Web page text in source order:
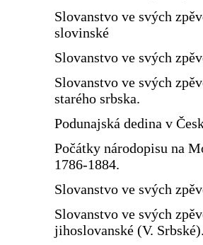
Slovanstvo ve svých
slovinské
Slovanstvo ve svých
Slovanstvo ve svých
starého srbska.
Podunajská dedina v
Počátky národopisu na
1786-1884.
Slovanstvo ve svých
Slovanstvo ve svých
jihoslovanské (V. Srbské).